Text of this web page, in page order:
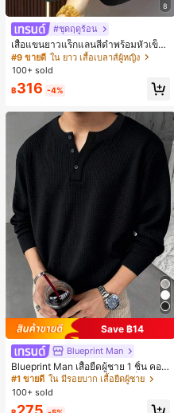
8
#ชุดฤดูร้อน
เสื้อแขนยาวแร็กแลนสีดำพร้อมหัวเข็ม
ขัดโลหะ ฤดูใบไม้ผลิ/ฤดูร้อน สไตล์โบฮีเ
มียนวินเทจ เหมาะสำหรับงานแต่งงาน
นทรียศาสตร์
#9 ขายดี ใน ยาว เสื้อเบลาส์ผู้หญิง
100+ sold
฿316 -4%
Save ฿14
Blueprint Man
Blueprint Man เสื้อยืดผู้ชาย 1 ชิ้น คอเ
ฮนลีย์ ผ้าถักลายวาฟเฟิล คอวีเล็ก ทรงห
ลวม บาง ระบายอากาศได้ดี ใส่สบาย มี
กระดุม สไตล์ Old Money ทรงยุโรป ไซ
ส์ใหญ่กว่าปกติ กรุณาเลือกไซส์เล็กลงเพื่
#1 ขายดี ใน มีรอยบาก เสื้อยืดผู้ชาย
100+ sold